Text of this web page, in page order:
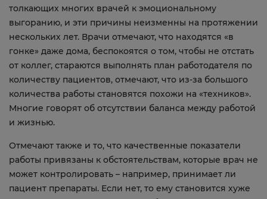
толкающих многих врачей к эмоциональному
выгоранию, и эти причины неизменны на протяжении
нескольких лет. Врачи отмечают, что находятся «в
гонке» даже дома, беспокоятся о том, чтобы не отстать
от коллег, стараются выполнять план работодателя по
количеству пациентов, отмечают, что из-за большого
количества работы становятся похожи на «техников».
Многие говорят об отсутствии баланса между работой
и жизнью.
Отмечают также и то, что качественные показатели
работы привязаны к обстоятельствам, которые врач не
может контролировать – например, принимает ли
пациент препараты. Если нет, то ему становится хуже